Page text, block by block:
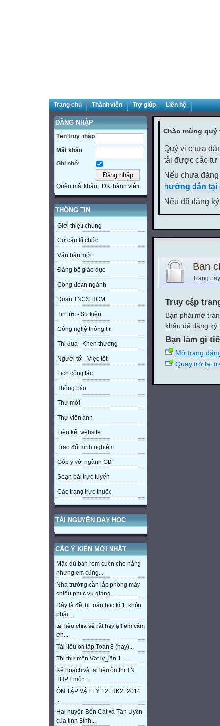
Trang chủ Thành viên Trợ giúp Liên hệ
ĐĂNG NHẬP
Tên truy nhập
Mật khẩu
Ghi nhớ
Quên mật khẩu ĐK thành viên
THÔNG TIN
Giới thiệu chung
Cơ cấu tổ chức
Văn bản mới
Đảng bộ giáo dục
Công đoàn ngành
Đoàn TNCS HCM
Tin tức - Sự kiện
Công nghệ thông tin
Thi đua - Khen thưởng
Người tốt - Việc tốt
Lịch công tác
Thông báo
Thư mời
Thư viện ảnh
Liên kết website
Trao đổi kinh nghiệm
Góp ý với ngành GD
Soạn bài trực tuyến
Các trang trực thuộc
TÀI NGUYÊN DẠY HỌC
CÁC Ý KIẾN MỚI NHẤT
Mặc dù bán rèm cuốn che nắng
nhưng em cũng...
Nhà trường cần lắp phông máy
chiếu phục vụ giảng...
Đây là đề thi toán học kì 1, khôn
phải...
tài liệu chia sẻ rất hay ạ!! em cám
ơn...
Tài liệu ôn tập Toán 8 (hay)...
Thi thử môn Vật lý_lần 1 ...
Kế hoạch và tài liệu ôn thi TN
THPT môn...
ÔN TẬP VẬT LÝ 12_HK2_2014
...
Hai huyện Bến Cát và Tân Uyên
của tỉnh Bình...
Chào mừng
Quý vị chưa
tải được các tư
Nếu chưa
hướng dẫn tại
Nếu đã đăng
Bạn
Trang
Truy cập
Bạn phải mở
khẩu đã đăng
Bạn làm gì
Mở trang
Quay trở lại